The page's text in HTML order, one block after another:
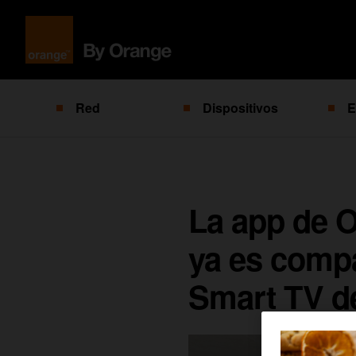
Red Dispositivos
La app de
ya es
Smart TV